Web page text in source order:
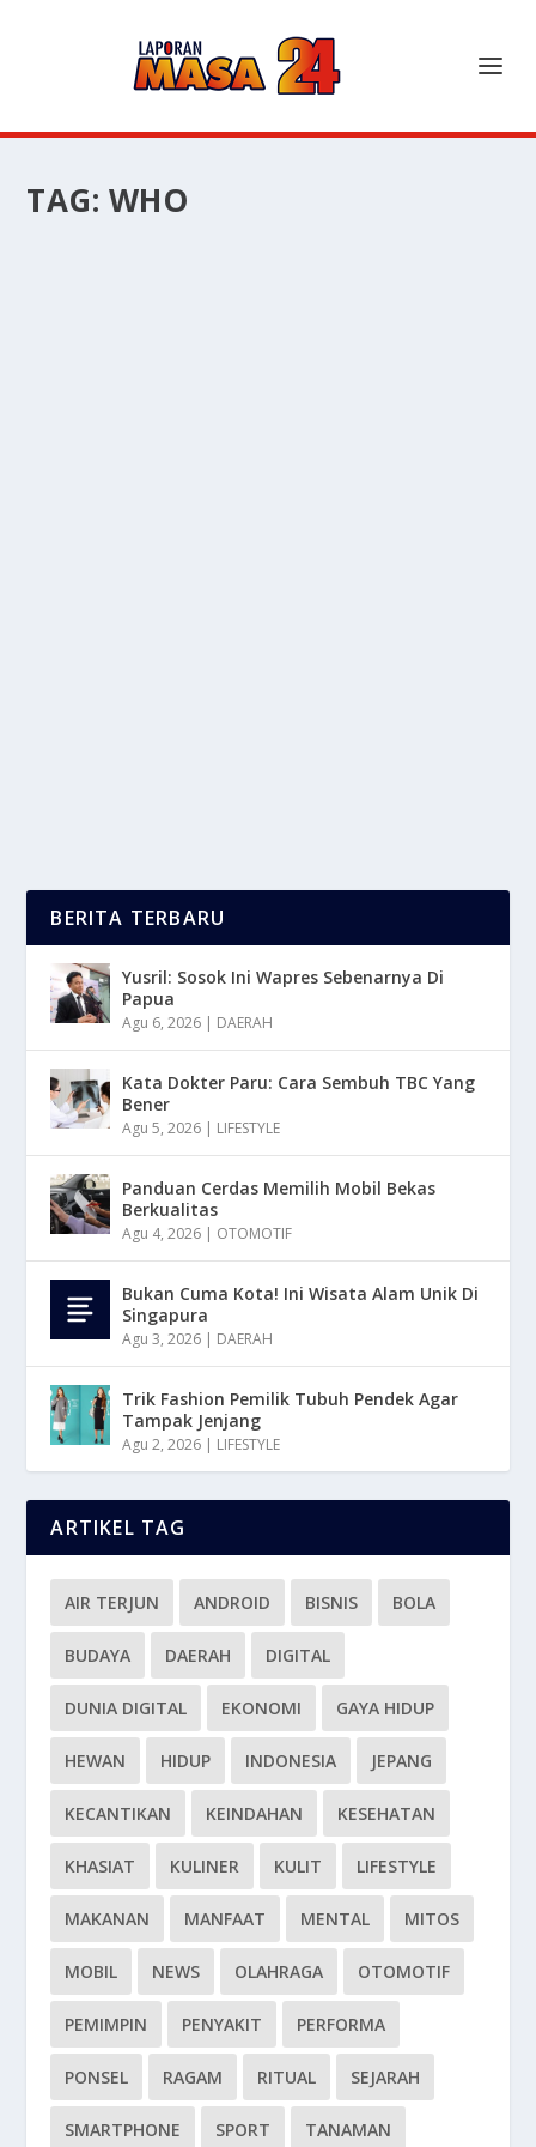
TAG: WHO
BERITA TERBARU
Yusril: Sosok Ini Wapres Sebenarnya Di
Papua
Agu 6, 2026 | DAERAH
Kata Dokter Paru: Cara Sembuh TBC Yang
Bener
Agu 5, 2026 | LIFESTYLE
Panduan Cerdas Memilih Mobil Bekas
Berkualitas
Agu 4, 2026 | OTOMOTIF
Bukan Cuma Kota! Ini Wisata Alam Unik Di
Singapura
Agu 3, 2026 | DAERAH
Trik Fashion Pemilik Tubuh Pendek Agar
Tampak Jenjang
Agu 2, 2026 | LIFESTYLE
ARTIKEL TAG
AIR TERJUN ANDROID BISNIS BOLA
BUDAYA DAERAH DIGITAL
DUNIA DIGITAL EKONOMI GAYA HIDUP
HEWAN HIDUP INDONESIA JEPANG
KECANTIKAN KEINDAHAN KESEHATAN
KHASIAT KULINER KULIT LIFESTYLE
MAKANAN MANFAAT MENTAL MITOS
MOBIL NEWS OLAHRAGA OTOMOTIF
PEMIMPIN PENYAKIT PERFORMA
PONSEL RAGAM RITUAL SEJARAH
SMARTPHONE SPORT TANAMAN